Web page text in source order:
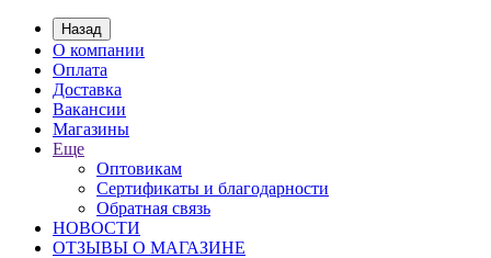
Назад
О компании
Оплата
Доставка
Вакансии
Магазины
Еще
Оптовикам
Сертификаты и благодарности
Обратная связь
НОВОСТИ
ОТЗЫВЫ О МАГАЗИНЕ